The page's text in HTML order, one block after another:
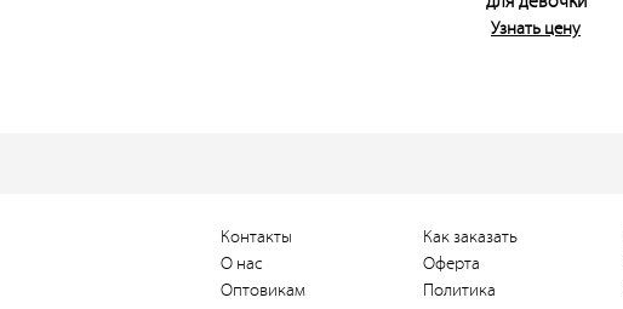
Узнать цену
Контакты
О нас
Оптовикам
Как заказать
Оферта
Политика